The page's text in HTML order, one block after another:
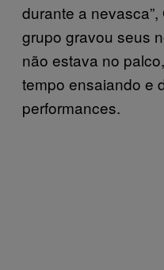
durante a
grupo gravou seus
não estava no
tempo ensaiando e
performances.